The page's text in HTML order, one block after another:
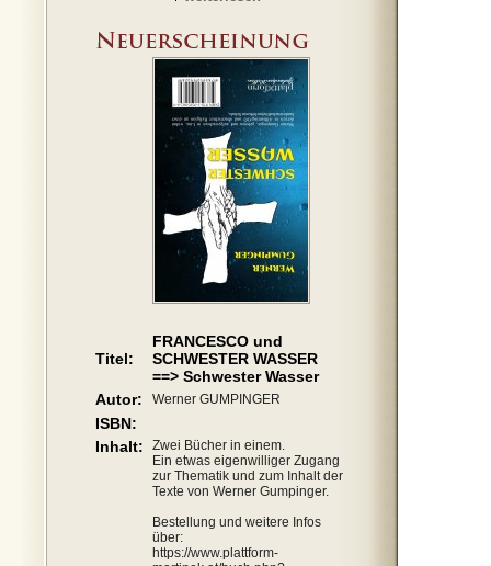
Titel:
FRANCESCO und
SCHWESTER WASSER
==> Schwester Wasser
Autor:
Werner GUMPINGER
ISBN:
Inhalt:
Zwei Bücher in einem.
Ein etwas eigenwilliger Zugang
zur Thematik und zum Inhalt der
Texte von Werner Gumpinger.
Bestellung und weitere Infos
über:
https://www.plattform-